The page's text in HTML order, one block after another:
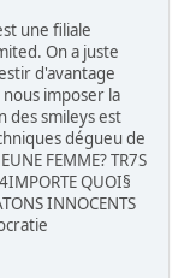
une filiale
On a juste
d'avantage
imposer la
des smileys est
dégueu de
FEMME? TR7S
QUOI§
INNOCENTS